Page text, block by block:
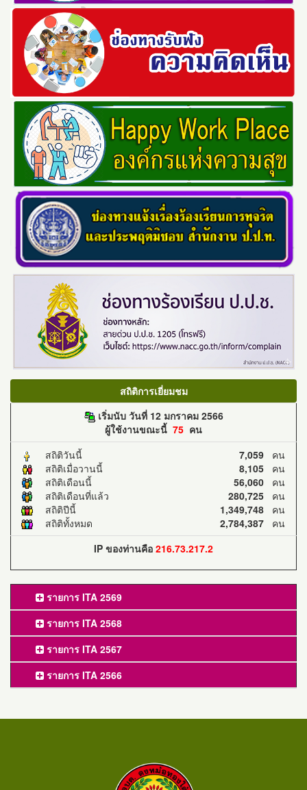
สถิติการเยี่ยมชม
เริ่มนับ วันที่ 12 มกราคม 2566
ผู้ใช้งานขณะนี้ 75 คน
สถิติวันนี้
7,059 คน
สถิติเมื่อวานนี้
8,105 คน
สถิติเดือนนี้
56,060 คน
สถิติเดือนที่แล้ว
280,725 คน
สถิติปีนี้
1,349,748 คน
สถิติทั้งหมด
2,784,387 คน
IP ของท่านคือ 216.73.217.2
รายการ ITA 2569
รายการ ITA 2568
รายการ ITA 2567
รายการ ITA 2566